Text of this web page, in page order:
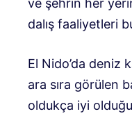
ve şehrin her
dalış faaliyetleri
El Nido’da deniz
ara sıra görülen
oldukça iyi